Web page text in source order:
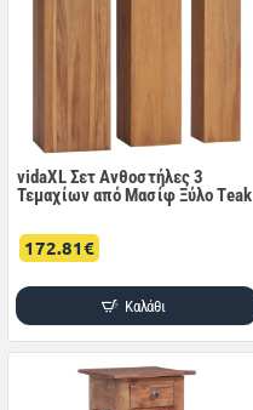
vidaXL Σετ Ανθοστήλες 3
Τεμαχίων από Μασίφ Ξύλο Teak
172.81€
Καλάθι